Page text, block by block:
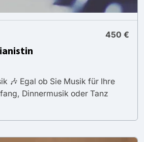
450 €
🎶 Egal ob Sie Musik für Ihre
Dinnermusik oder Tanz